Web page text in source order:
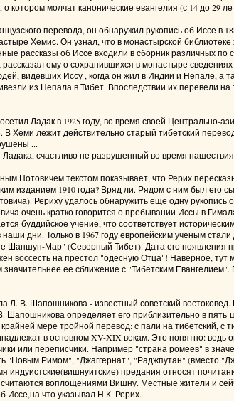
молчат канонические евангелия (с 14 до 29
перевода, он обнаружил рукопись об Иссе в
Хемис. Он узнал, что в монастырской
рассказы об Иссе входили в сборник различных по
ему о сохранившихся в монастыре
видевших Иссу , когда он жил в Индии и Непале, а
из Непала в Тибет. Впоследствии их перевели
Ладак в 1925 году, во время своей Центрально-
Хеми лежит действительно старый тибетский
...
счастливо не разрушенный во время
Нотовичем текстом показывает, что Рерих
изданием 1910 года? Вряд ли. Рядом с ним был его
Рериху удалось обнаружить еще одну рукопись
очень кратко говорится о пребывании Иссы в
буддийское учение, что соответствует
дни. Только в 1967 году европейским ученым стали
Шаншун-Мар" (Северный Тибет). Дата его появления
воссесть на престол "одесную Отца"! Наверное, тут
ее сближение с "Тибетским Евангелием".
Л. В. Шапошникова - известный советский
определяет его приблизительно в пять-
мере тройной перевод: с пали на тибетский, с
в основном XV-XIX векам. Это понятно: ведь
или переписчики. Например "страна ромеев" в
"Новым Римом", "Джаггернат", "Раджпутан" (вместо
предания относят
воплощениями Вишну. Местные жители и
Иссе,на что указывал Н.К. Рерих.